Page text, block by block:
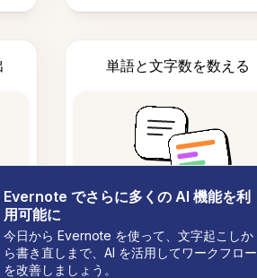
単語と文字数を数える
Evernote でさらに多くの AI 機能を利
用可能に
今日から Evernote を使って、文字起こしか
ら書き直しまで、AI を活用してワークフロー
を改善しましょう。